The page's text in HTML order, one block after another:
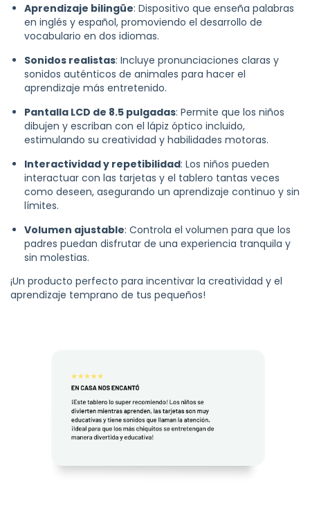
Aprendizaje bilingüe: Dispositivo que enseña palabras
en inglés y español, promoviendo el desarrollo de
vocabulario en dos idiomas.
Sonidos realistas: Incluye pronunciaciones claras y
sonidos auténticos de animales para hacer el
aprendizaje más entretenido.
Pantalla LCD de 8.5 pulgadas: Permite que los niños
dibujen y escriban con el lápiz óptico incluido,
estimulando su creatividad y habilidades motoras.
Interactividad y repetibilidad: Los niños pueden
interactuar con las tarjetas y el tablero tantas veces
como deseen, asegurando un aprendizaje continuo y sin
límites.
Volumen ajustable: Controla el volumen para que los
padres puedan disfrutar de una experiencia tranquila y
sin molestias.
¡Un producto perfecto para incentivar la creatividad y el
aprendizaje temprano de tus pequeños!